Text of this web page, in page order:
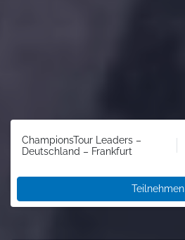
ChampionsTour Leaders –
Deutschland – Frankfurt
Teilnehmen